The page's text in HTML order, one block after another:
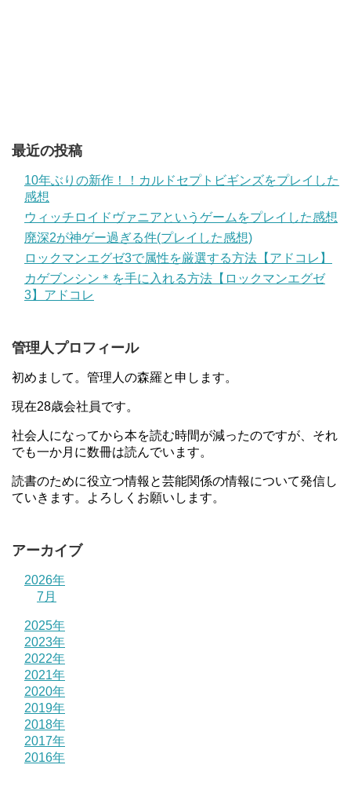
最近の投稿
10年ぶりの新作！！カルドセプトビギンズをプレイした
感想
ウィッチロイドヴァニアというゲームをプレイした感想
廃深2が神ゲー過ぎる件(プレイした感想)
ロックマンエグゼ3で属性を厳選する方法【アドコレ】
カゲブンシン＊を手に入れる方法【ロックマンエグゼ
3】アドコレ
管理人プロフィール
初めまして。管理人の森羅と申します。
現在28歳会社員です。
社会人になってから本を読む時間が減ったのですが、それ
でも一か月に数冊は読んでいます。
読書のために役立つ情報と芸能関係の情報について発信し
ていきます。よろしくお願いします。
アーカイブ
2026年
7月
2025年
2023年
2022年
2021年
2020年
2019年
2018年
2017年
2016年